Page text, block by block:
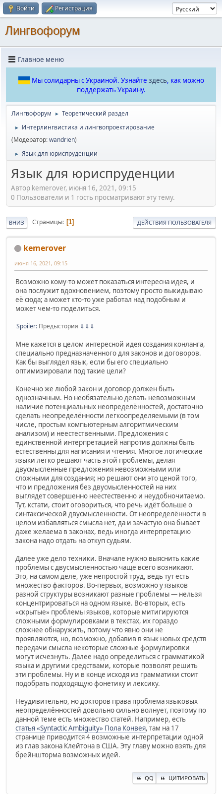
Войти Регистрация
Лингвофорум
Главное меню
Мы солидарны с Украиной. Узнайте здесь, как можно
поддержать Украину.
Лингвофорум ► Теоретический раздел
►
Интерлингвистика и лингвопроектирование
(Модератор:wandrien)
► Язык для юриспруденции
Язык для юриспруденции
Автор kemerover, июня 16, 2021, 09:15
0 Пользователи и 1 гость просматривают эту тему.
ВНИЗ Страницы 1 ДЕЙСТВИЯ ПОЛЬЗОВАТЕЛЯ
kemerover
июня 16, 2021, 09:15
Возможно кому-то может показаться интересна идея, и
она послужит вдохновением, поэтому просто выкидываю
её сюда; а может кто-то уже работал над подобным и
может чем-то поделиться.
Spoiler: Предыстория ⇓⇓⇓
Мне кажется в целом интересной идея создания конланга,
специально предназначенного для законов и договоров.
Как бы выглядел язык, если бы его специально
оптимизировали под такие цели?
Конечно же любой закон и договор должен быть
однозначным. Но необязательно делать невозможным
наличие потенциальных неопределённостей, достаточно
сделать неопределённости легкоопределяемыми (в том
числе, простым компьютерным алгоритмическим
анализом) и неестественными. Предложения с
единственной интерпретацией напротив должны быть
естественны для написания и чтения. Многое логические
языки легко решают часть этой проблемы, делая
двусмысленные предложения невозможными или
сложными для создания; но решают они это ценой того,
что и предложения без двусмысленностей на них
выглядет совершенно неестественно и неудобночитаемо.
Тут, кстати, стоит оговориться, что речь идёт больше о
синтаксической двусмысленности. От неопределённости в
целом избавляться смысла нет, да и зачастую она бывает
даже желаема в законах, ведь иногда интерпретацию
закона надо отдать на откуп судьям.
Далее уже дело техники. Вначале нужно выяснить какие
проблемы с двусмысленностью чаще всего возникают.
Это, на самом деле, уже непростой труд, ведь тут есть
множество факторов. Во-первых, возможно у языков
разной структуры возникают разные проблемы — нельзя
концентрироваться на одном языке. Во-вторых, есть
«скрытые» проблемы языков, которые митигируются
сложными формулировками в текстах, их гораздо
сложнее обнаружить, потому что явно они не
проявляются, но, возможно, добавив в язык новых средств
передачи смысла некоторые сложные формулировки
могут исчезнуть. Далее надо определиться с грамматикой
языка и другими средствами, которые позволят решить
эти проблемы. Ну и в конце исходя из грамматики стоит
подобрать подходящую фонетику и лексику.
Неудивительно, но докторов права проблема языковых
неопределённостей довольно сильно волнует, поэтому по
данной теме есть множество статей. Например, есть
статья «Syntactic Ambiguity» Пола Конвея, там на 17
странице приводится 4 возможные интерпретации одной
из глав закона Клейтона в США. Эту главу можно взять для
брейншторма возможных идей.
QQ ЦИТИРОВАТЬ